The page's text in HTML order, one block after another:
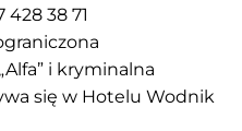
428 38 71
i kryminalna
się w Hotelu Wodnik